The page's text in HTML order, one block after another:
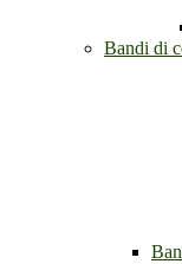
Bandi di